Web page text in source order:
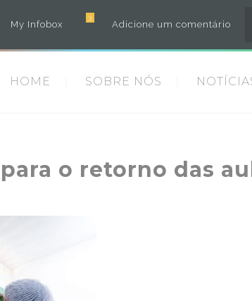
Adicione um comentário
3
My Infobox
HOME SOBRE NÓS
o retorno das